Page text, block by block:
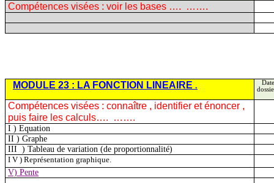
Compétences visées : voir les bases …. …….
MODULE 23 : LA FONCTION LINEAIRE .
Compétences visées : connaître , identifier et énoncer ,
puis faire les calculs….
…….
I ) Equation
II ) Graphe
III ) Tableau de variation (de proportionnalité)
I V ) Représentation graphique.
V) Pente